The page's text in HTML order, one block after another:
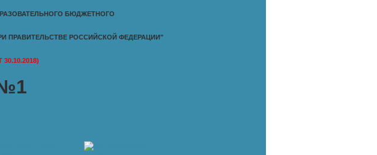
БЮДЖЕТНОГО
ПРАВИТЕЛЬСТВЕ РОССИЙСКОЙ ФЕДЕРАЦИИ"